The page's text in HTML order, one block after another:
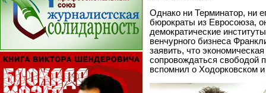
Однако ни Терминатор, ни
бюрократы из Евросоюза,
демократические
венчурного бизнеса
заявить, что
сопровождаться свободой
вспомнил о Ходорковском